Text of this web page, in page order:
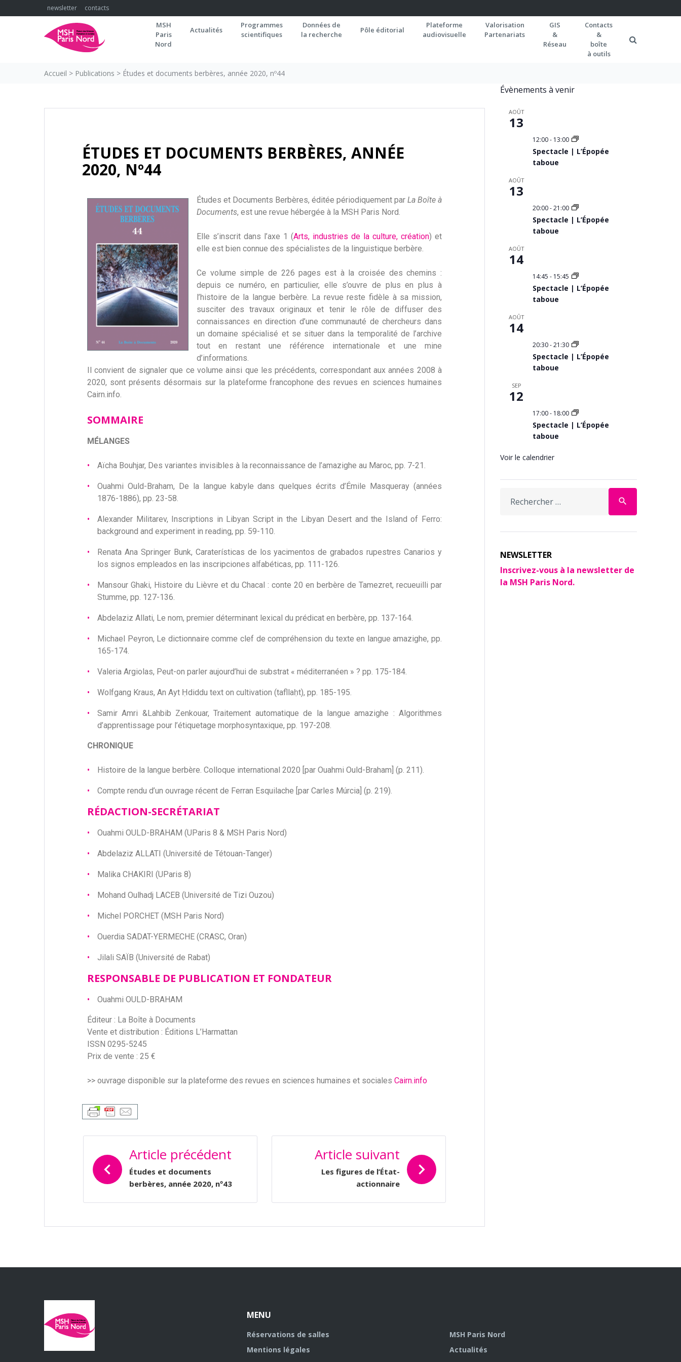
newsletter contacts
MSH
Paris
Nord
Actualités
Programmes
scientifiques
Données de
la recherche
Pôle éditorial
Plateforme
audiovisuelle
Valorisation
Partenariats
GIS
&
Réseau
Contacts
&
boîte
à outils
Accueil > Publications > Études et documents berbères, année 2020, nº44
ÉTUDES ET DOCUMENTS BERBÈRES, ANNÉE
2020, Nº44
Études et Documents Berbères, éditée périodiquement par La Boîte à
Documents, est une revue hébergée à la MSH Paris Nord.
Elle s’inscrit dans l’axe 1 (Arts, industries de la culture, création) et
elle est bien connue des spécialistes de la linguistique berbère.
Ce volume simple de 226 pages est à la croisée des chemins :
depuis ce numéro, en particulier, elle s’ouvre de plus en plus à
l’histoire de la langue berbère. La revue reste fidèle à sa mission,
susciter des travaux originaux et tenir le rôle de diffuser des
connaissances en direction d’une communauté de chercheurs dans
un domaine spécialisé et se situer dans la temporalité de l’archive
tout en restant une référence internationale et une mine
d’informations.
Il convient de signaler que ce volume ainsi que les précédents, correspondant aux années 2008 à
2020, sont présents désormais sur la plateforme francophone des revues en sciences humaines
Cairn.info.
SOMMAIRE
MÉLANGES
Aïcha Bouhjar, Des variantes invisibles à la reconnaissance de l’amazighe au Maroc, pp. 7-21.
Ouahmi Ould-Braham, De la langue kabyle dans quelques écrits d’Émile Masqueray (années
1876-1886), pp. 23-58.
Alexander Militarev, Inscriptions in Libyan Script in the Libyan Desert and the Island of Ferro:
background and experiment in reading, pp. 59-110.
Renata Ana Springer Bunk, Caraterísticas de los yacimentos de grabados rupestres Canarios y
los signos empleados en las inscripciones alfabéticas, pp. 111-126.
Mansour Ghaki, Histoire du Lièvre et du Chacal : conte 20 en berbère de Tamezret, recueuilli par
Stumme, pp. 127-136.
Abdelaziz Allati, Le nom, premier déterminant lexical du prédicat en berbère, pp. 137-164.
Michael Peyron, Le dictionnaire comme clef de compréhension du texte en langue amazighe, pp.
165-174.
Valeria Argiolas, Peut-on parler aujourd’hui de substrat « méditerranéen » ? pp. 175-184.
Wolfgang Kraus, An Ayt Ḥdiddu text on cultivation (tafllaḥt), pp. 185-195.
Samir Amri &Lahbib Zenkouar, Traitement automatique de la langue amazighe : Algorithmes
d’apprentissage pour l’étiquetage morphosyntaxique, pp. 197-208.
CHRONIQUE
Histoire de la langue berbère. Colloque international 2020 [par Ouahmi Ould-Braham] (p. 211).
Compte rendu d’un ouvrage récent de Ferran Esquilache [par Carles Múrcia] (p. 219).
RÉDACTION-SECRÉTARIAT
Ouahmi OULD-BRAHAM (UParis 8 & MSH Paris Nord)
Abdelaziz ALLATI (Université de Tétouan-Tanger)
Malika CHAKIRI (UParis 8)
Mohand Oulhadj LACEB (Université de Tizi Ouzou)
Michel PORCHET (MSH Paris Nord)
Ouerdia SADAT-YERMECHE (CRASC, Oran)
Jilali SAÏB (Université de Rabat)
RESPONSABLE DE PUBLICATION ET FONDATEUR
Ouahmi OULD-BRAHAM
Éditeur : La Boîte à Documents
Vente et distribution : Éditions L’Harmattan
ISSN 0295-5245
Prix de vente : 25 €
>> ouvrage disponible sur la plateforme des revues en sciences humaines et sociales Cairn.info
Article précédent
Études et documents
berbères, année 2020, nº43
Article suivant
Les figures de l’État-
actionnaire
Évènements à venir
AOÛT
13
12:00- 13:00
Spectacle | L’Épopée
taboue
AOÛT
13
20:00-21:00
Spectacle | L’Épopée
taboue
AOÛT
14
14:45 - 15:45
Spectacle | L’Épopée
taboue
AOÛT
14
20:30-21:30
Spectacle | L’Épopée
taboue
SEP
12
17:00- 18:00
Spectacle | L’Épopée
taboue
Voir le calendrier
search
NEWSLETTER
Inscrivez-vous à la newsletter de
la MSH Paris Nord.
MENU
Réservations de salles
Mentions légales
MSH Paris Nord
Actualités